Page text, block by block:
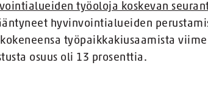
työoloja koskevan
hyvinvointialueiden
työpaikkakiusaamista
osuus oli 13 prosenttia.